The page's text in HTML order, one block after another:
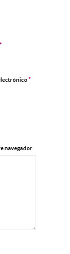
*
*
navegador